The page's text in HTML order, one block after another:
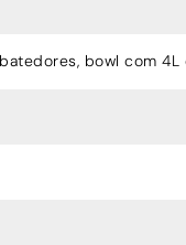
bowl com